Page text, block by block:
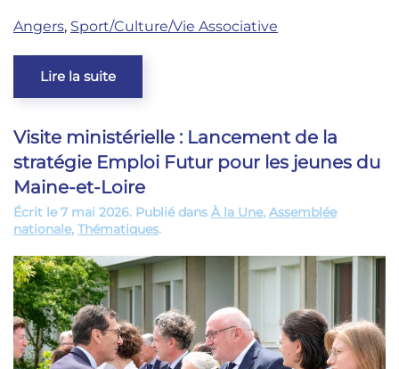
Angers, Sport/Culture/Vie Associative
Lire la suite
Visite ministérielle : Lancement de la
stratégie Emploi Futur pour les jeunes du
Maine-et-Loire
Écrit le7 mai 2026. Publié dans À la Une, Assemblée
nationale, Thématiques.